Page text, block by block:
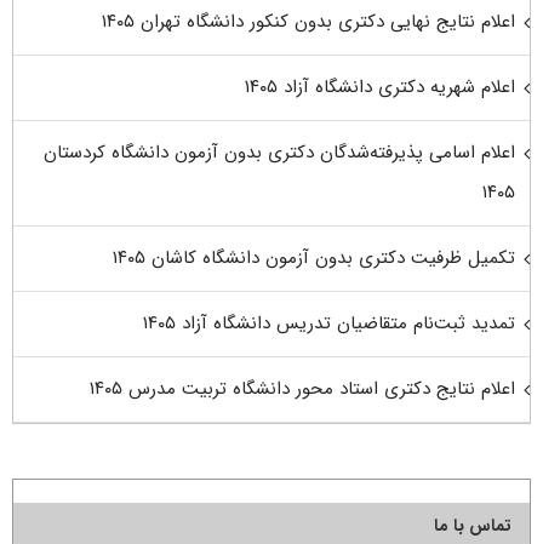
اعلام نتایج نهایی دکتری بدون کنکور دانشگاه تهران ۱۴۰۵
اعلام شهریه دکتری دانشگاه آزاد ۱۴۰۵
اعلام اسامی پذیرفته‌شدگان دکتری بدون آزمون دانشگاه کردستان
۱۴۰۵
تکمیل ظرفیت دکتری بدون آزمون دانشگاه کاشان ۱۴۰۵
تمدید ثبت‌نام متقاضیان تدریس دانشگاه آزاد ۱۴۰۵
اعلام نتایج دکتری استاد محور دانشگاه تربیت مدرس ۱۴۰۵
تماس با ما